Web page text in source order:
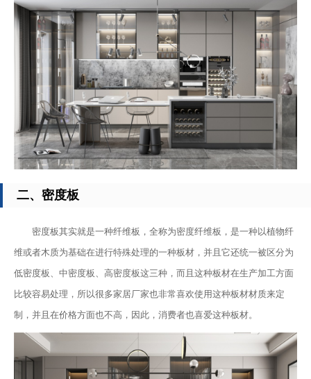
二、密度板
密度板其实就是一种纤维板，全称为密度纤维板，是一种以植物纤
维或者木质为基础在进行特殊处理的一种板材，并且它还统一被区分为
低密度板、中密度板、高密度板这三种，而且这种板材在生产加工方面
比较容易处理，所以很多家居厂家也非常喜欢使用这种板材材质来定
制，并且在价格方面也不高，因此，消费者也喜爱这种板材。